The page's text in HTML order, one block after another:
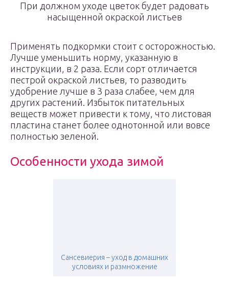
При должном уходе цветок будет радовать
насыщенной окраской листьев
Применять подкормки стоит с осторожностью.
Лучше уменьшить норму, указанную в
инструкции, в 2 раза. Если сорт отличается
пестрой окраской листьев, то разводить
удобрение лучше в 3 раза слабее, чем для
других растений. Избыток питательных
веществ может привести к тому, что листовая
пластина станет более однотонной или вовсе
полностью зеленой.
Особенности ухода зимой
Сансевиерия – уход в домашних
условиях и размножение